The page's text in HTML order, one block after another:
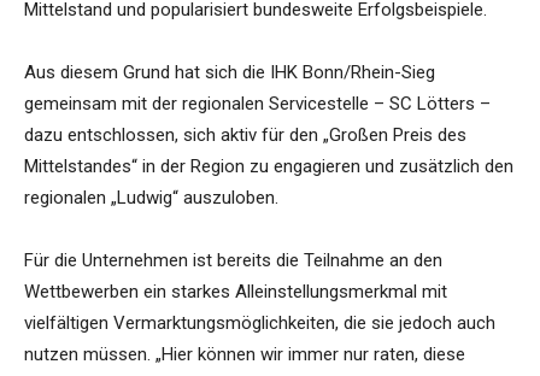
Mittelstand und popularisiert bundesweite Erfolgsbeispiele.
Aus diesem Grund hat sich die IHK Bonn/Rhein-Sieg
gemeinsam mit der regionalen Servicestelle – SC Lötters –
dazu entschlossen, sich aktiv für den „Großen Preis des
Mittelstandes“ in der Region zu engagieren und zusätzlich den
regionalen „Ludwig“ auszuloben.
Für die Unternehmen ist bereits die Teilnahme an den
Wettbewerben ein starkes Alleinstellungsmerkmal mit
vielfältigen Vermarktungsmöglichkeiten, die sie jedoch auch
nutzen müssen. „Hier können wir immer nur raten, diese